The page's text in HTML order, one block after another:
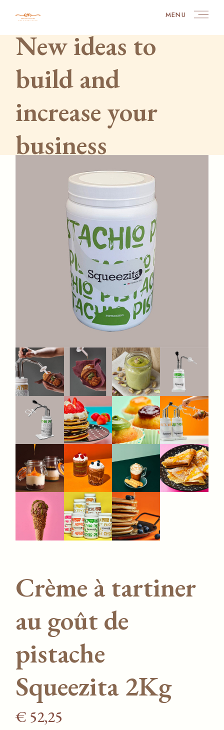
MENU
New ideas to
build and
increase your
business
Crème à tartiner
au goût de
pistache
Squeezita 2Kg
€ 52,25